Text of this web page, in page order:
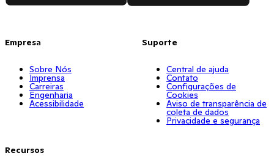
Empresa
Sobre Nós
Imprensa
Carreiras
Engenharia
Acessibilidade
Recursos
Suporte
Central de ajuda
Contato
Configurações de
Cookies
Aviso de transparência de
coleta de dados
Privacidade e segurança